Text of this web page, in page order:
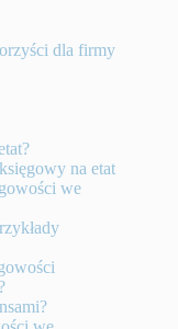
dla firmy
na etat
we